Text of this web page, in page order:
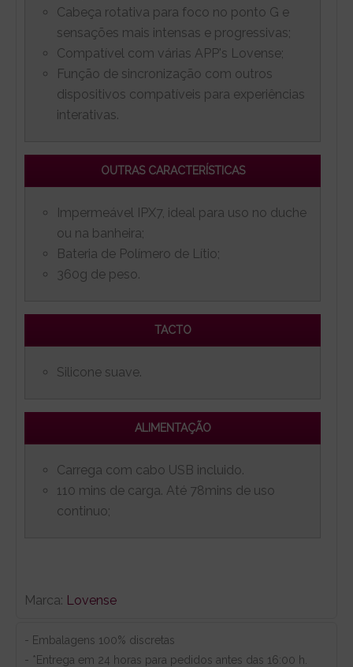
Cabeça rotativa para foco no ponto G e
sensações mais intensas e progressivas;
Compatível com várias APP's Lovense;
Função de sincronização com outros
dispositivos compatíveis para experiências
interativas.
OUTRAS CARACTERÍSTICAS
Impermeável IPX7, ideal para uso no duche
ou na banheira;
Bateria de Polímero de Lítio;
360g de peso.
TACTO
Silicone suave.
ALIMENTAÇÃO
Carrega com cabo USB incluido.
110 mins de carga. Até 78mins de uso
continuo;
Marca: Lovense
- Embalagens 100% discretas
- *Entrega em 24 horas para pedidos antes das 16:00 h.